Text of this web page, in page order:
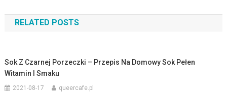
wpisu
RELATED POSTS
Sok Z Czarnej Porzeczki – Przepis Na Domowy Sok Pełen
Witamin I Smaku
2021-08-17 queercafe.pl